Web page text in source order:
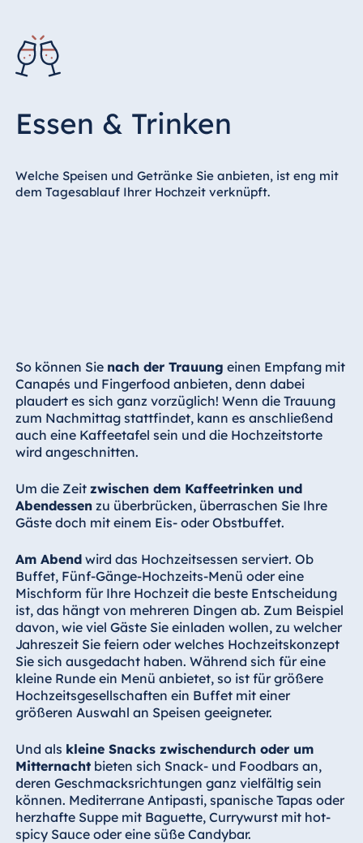
Essen & Trinken
Welche Speisen und Getränke Sie anbieten, ist eng mit
dem Tagesablauf Ihrer Hochzeit verknüpft.
So können Sie nach der Trauung einen Empfang mit
Canapés und Fingerfood anbieten, denn dabei
plaudert es sich ganz vorzüglich! Wenn die Trauung
zum Nachmittag stattfindet, kann es anschließend
auch eine Kaffeetafel sein und die Hochzeitstorte
wird angeschnitten.
Um die Zeit zwischen dem Kaffeetrinken und
Abendessenzu überbrücken, überraschen Sie Ihre
Gäste doch mit einem Eis- oder Obstbuffet.
Am Abendwird das Hochzeitsessen serviert. Ob
Buffet, Fünf-Gänge-Hochzeits-Menü oder eine
Mischform für Ihre Hochzeit die beste Entscheidung
ist, das hängt von mehreren Dingen ab. Zum Beispiel
davon, wie viel Gäste Sie einladen wollen, zu welcher
Jahreszeit Sie feiern oder welches Hochzeitskonzept
Sie sich ausgedacht haben. Während sich für eine
kleine Runde ein Menü anbietet, so ist für größere
Hochzeitsgesellschaften ein Buffet mit einer
größeren Auswahl an Speisen geeigneter.
Und als kleine Snacks zwischendurch oder um
Mitternachtbieten sich Snack- und Foodbars an,
deren Geschmacksrichtungen ganz vielfältig sein
können. Mediterrane Antipasti, spanische Tapas oder
herzhafte Suppe mit Baguette, Currywurst mit hot-
spicy Sauce oder eine süße Candybar.